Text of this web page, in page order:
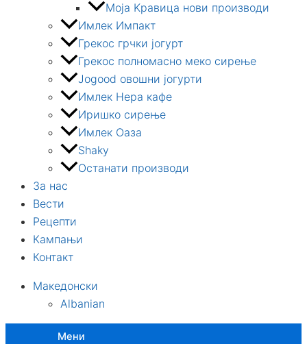
Моја Kравица нови производи
Имлек Импакт
Грекос грчки јогурт
Грекос полномасно меко сирење
Jogood овошни јогурти
Имлек Нера кафе
Иришко сирење
Имлек Оаза
Shaky
Останати производи
За нас
Вести
Рецепти
Кампањи
Контакт
Македонски
Albanian
Мени